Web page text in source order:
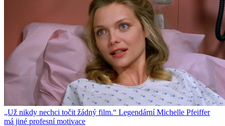
„Už nikdy nechci točit žádný film.“ Legendární Michelle Pfeiffer
má jiné profesní motivace